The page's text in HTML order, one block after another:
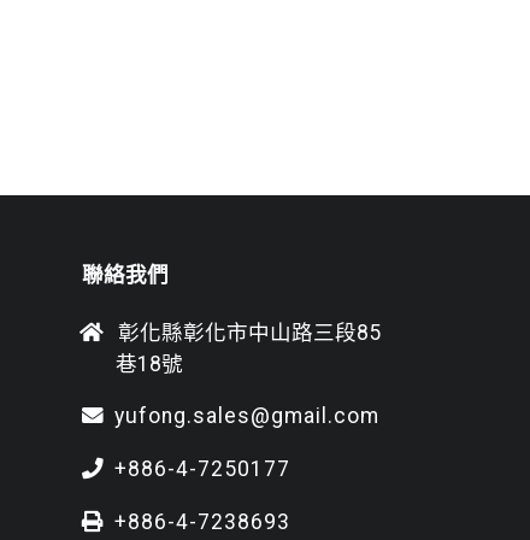
聯絡我們
彰化縣彰化市中山路三段85
巷18號
yufong.sales@gmail.com
+886-4-7250177
+886-4-7238693